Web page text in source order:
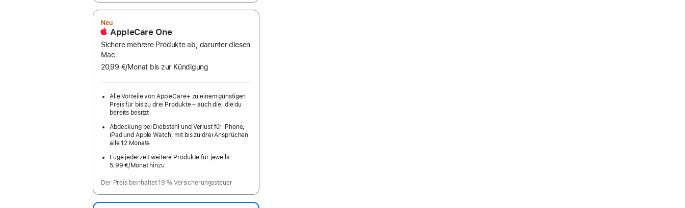
Neu
AppleCare One
Sichere mehrere Produkte ab, darunter diesen
Mac
20,99 €/Monat pro
bis zur Kündigung
Alle Vorteile von AppleCare+ zu einem günstigen
Preis für bis zu drei Produkte – auch die, die du
bereits besitzt
Abdeckung bei Diebstahl und Verlust für iPhone,
iPad und Apple Watch, mit bis zu drei Ansprüchen
alle 12 Monate
Füge jederzeit weitere Produkte für jeweils
5,99 €/Monat hinzu
Der Preis beinhaltet 19 % Versicherungssteuer